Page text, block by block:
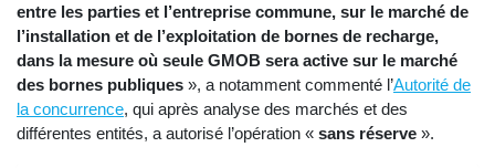
entre les parties et l’entreprise commune, sur le marché de
l’installation et de l’exploitation de bornes de recharge,
dans la mesure où seule GMOB sera active sur le marché
des bornes publiques », a notamment commenté l’Autorité de
la concurrence, qui après analyse des marchés et des
différentes entités, a autorisé l’opération « sans réserve ».